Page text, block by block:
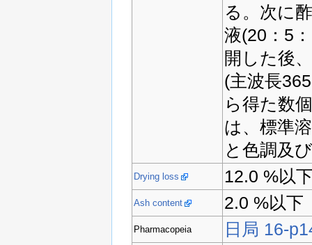
る。次に
液(20：5
開した後
(主波長
ら得た数
は、標準
と色調及
Drying loss 12.0 %以
Ash content 2.0 %以下
Pharmacopeia 日局 16-